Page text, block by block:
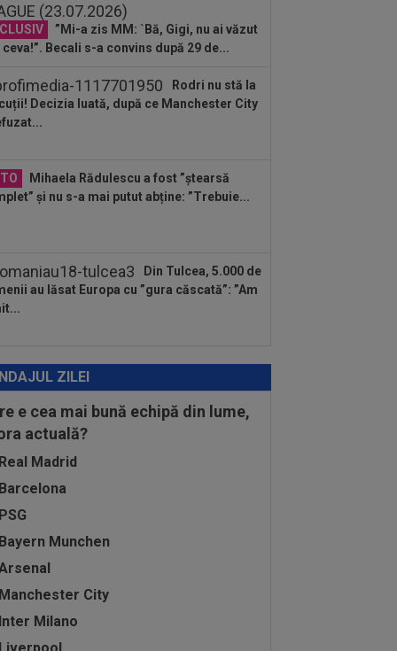
Dinamo - FC Voluntari LIVE
21:30, la DGS 1. Egalitate de
după 3...
Digi Sport 1. Ciucanii au trei
VIDEO
UEFA i-ar fi plătit amanta lui
Infantino
”Mi-a zis MM: `Bă, Gigi, nu ai văzut
ceva!”. Becali s-a convins după 29 de...
Rodri nu stă la
Decizia luată, după ce Manchester City
Mihaela Rădulescu a fost ”ștearsă
și nu s-a mai putut abține: ”Trebuie...
Din Tulcea, 5.000 de
au lăsat Europa cu ”gura căscată”: ”Am
ZILEI
e cea mai bună echipă din lume,
actuală?
Madrid
Munchen
City
Milano